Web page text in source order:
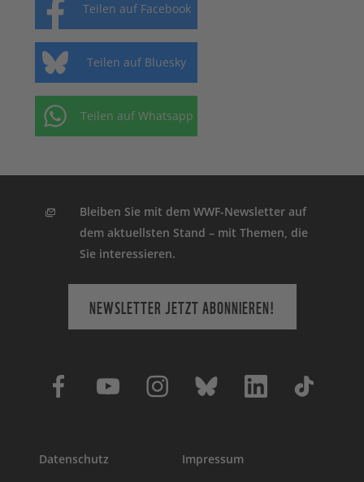
Teilen auf Facebook
Teilen auf Bluesky
Teilen auf Whatsapp
Bleiben Sie mit dem WWF-Newsletter auf
dem aktuellsten Stand – mit Themen, die
Sie interessieren.
NEWSLETTER JETZT ABONNIEREN!
Datenschutz Impressum